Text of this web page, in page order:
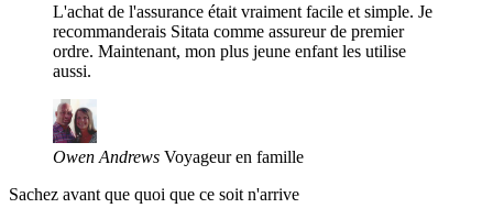
L'achat de l'assurance était vraiment facile et simple. Je
recommanderais Sitata comme assureur de premier
ordre. Maintenant, mon plus jeune enfant les utilise
aussi.
Owen Andrews Voyageur en famille
Sachez avant que quoi que ce soit n'arrive